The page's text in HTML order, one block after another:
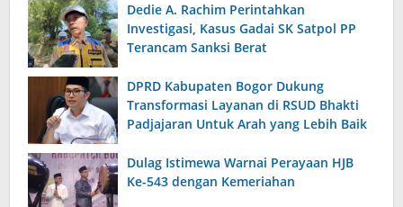
Dedie A. Rachim Perintahkan
Investigasi, Kasus Gadai SK Satpol PP
Terancam Sanksi Berat
DPRD Kabupaten Bogor Dukung
Transformasi Layanan di RSUD Bhakti
Padjajaran Untuk Arah yang Lebih Baik
Dulag Istimewa Warnai Perayaan HJB
Ke-543 dengan Kemeriahan